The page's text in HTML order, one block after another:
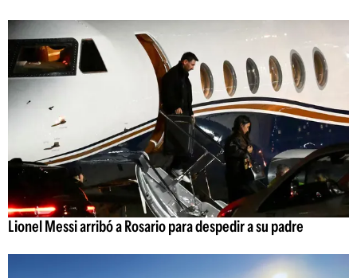
Lionel Messi arribó a Rosario para despedir a su padre